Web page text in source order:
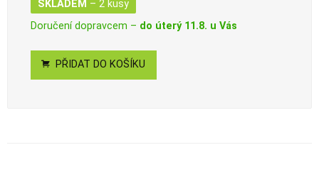
SKLADEM – 2 kusy
Doručení dopravcem – do úterý 11.8. u Vás
PŘIDAT DO KOŠÍKU